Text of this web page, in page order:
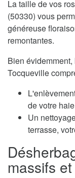
La taille de vos
(50330) vous
généreuse
remontantes.
Bien
Tocqueville
de votre
Un
terrasse,
massifs